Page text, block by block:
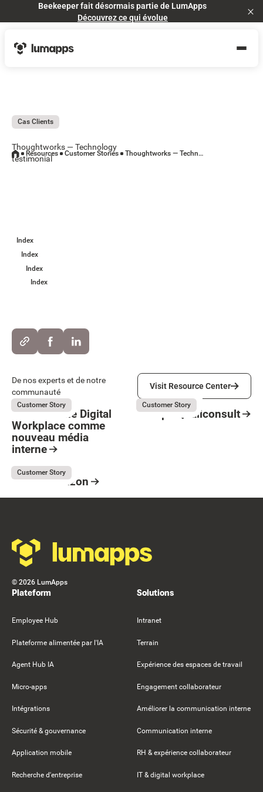
Beekeeper fait désormais partie de LumApps
Découvrez ce qui évolue
Cas Clients
Thoughtworks — Technology
testimonial
Resources Customer Stories Thoughtworks — Technology testimonial
Index
Index
Index
Index
Button Text
De nos experts et de notre
communauté
Visit Resource Center
Visit Resource Center
July 31, 2026
Customer Story
Believe
Believe : Une Digital
Workplace comme
nouveau média
interne
July 31, 2026
Customer Story
Groupe Qualiconsult
Groupe Qualiconsult
July 31, 2026
Customer Story
France Horizon
France Horizon
© 2026 LumApps
Plateform
Employee Hub
Plateforme alimentée par l'IA
Agent Hub IA
Micro-apps
Intégrations
Sécurité & gouvernance
Application mobile
Recherche d'entreprise
Solutions
Intranet
Terrain
Expérience des espaces de travail
Engagement collaborateur
Améliorer la communication interne
Communication interne
RH & expérience collaborateur
IT & digital workplace